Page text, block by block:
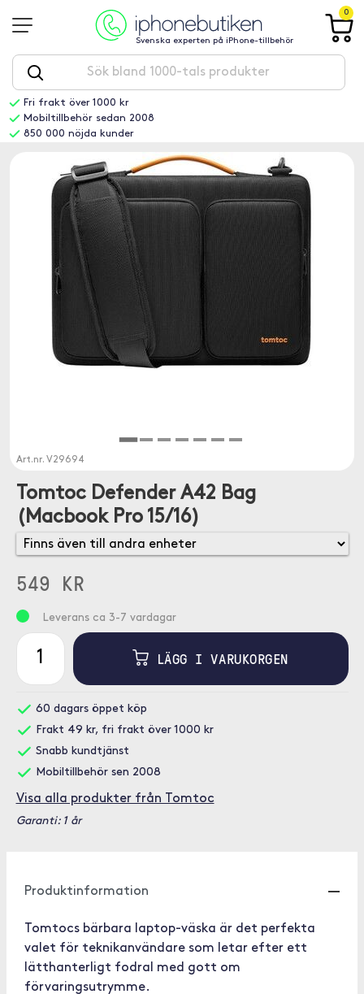
Svenska experten på iPhone-tillbehör
0
Fri frakt över 1000 kr
Mobiltillbehör sedan 2008
850 000 nöjda kunder
Art.nr. V29694
Tomtoc Defender A42 Bag
(Macbook Pro 15/16)
549 KR
Leverans ca 3-7 vardagar
LÄGG I VARUKORGEN
60 dagars öppet köp
Frakt 49 kr, fri frakt över 1000 kr
Snabb kundtjänst
Mobiltillbehör sen 2008
Visa alla produkter från Tomtoc
Garanti: 1 år
Produktinformation
Tomtocs bärbara laptop-väska är det perfekta
valet för teknikanvändare som letar efter ett
lätthanterligt fodral med gott om
förvaringsutrymme.